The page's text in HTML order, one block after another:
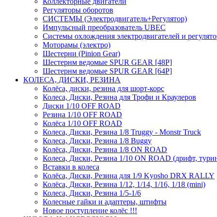
Регуляторы оборотов
СИСТЕМЫ (Электродвигатель+Регулятор)
Импульсный преобразователь UBEC
Системы охлождения электродвигателей и
Моторамы (электро)
Шестерни (Pinion Gear)
Шестернм ведомые SPUR GEAR [48P]
Шестернм ведомые SPUR GEAR [64P]
КОЛЕСА, ДИСКИ, РЕЗИНА
Колёса, диски, резина для шорт-корс
Колеса, Диски, Резина для Трофи и Краулеров
Диски 1/10 OFF ROAD
Резина 1/10 OFF ROAD
Колёса 1/10 OFF ROAD
Колеса, Диски, Резина 1/8 Truggy - Monstr Truck
Колеса, Диски, Резина 1/8 Buggy
Колёса, Диски, Резина 1/8 ON ROAD
Колеса, Диски, Резина 1/10 ON ROAD (дрифт,
Вставки в колеса
Колёса, Диски, Резина для 1/9 Kyosho DRX RALLY
Колёса, Диски, Резина 1/12, 1/14, 1/16, 1/18 (mini)
Колеса, Диски, Резина 1/5-1/6
Колесные гайки и адаптеры, штифты
Новое поступление колёс !!!